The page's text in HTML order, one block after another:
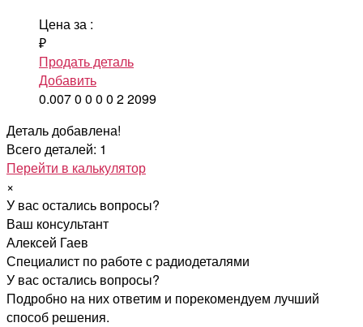
Цена за :
₽
Продать деталь
Добавить
0.0070 0 0 0 22099
Деталь добавлена!
Всего деталей: 1
Перейти в калькулятор
×
У вас остались вопросы?
Ваш консультант
Алексей Гаев
Специалист по работе с радиодеталями
У вас остались вопросы?
Подробно на них ответим и порекомендуем лучший
способ решения.